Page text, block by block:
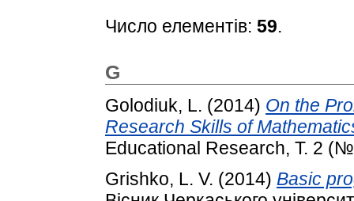
Число елементів: 59.
G
Golodiuk, L. (2014) On the
Research Skills of
Educational Research, Т. 2
Grishko, L. V. (2014) Basic